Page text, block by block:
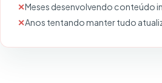
Meses desenvolvendo conteúdo
Anos tentando manter tudo